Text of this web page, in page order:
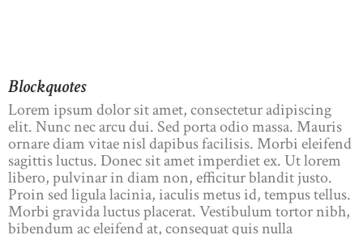
Blockquotes
Lorem ipsum dolor sit amet, consectetur adipiscing
elit. Nunc nec arcu dui. Sed porta odio massa. Mauris
ornare diam vitae nisl dapibus facilisis. Morbi eleifend
sagittis luctus. Donec sit amet imperdiet ex. Ut lorem
libero, pulvinar in diam non, efficitur blandit justo.
Proin sed ligula lacinia, iaculis metus id, tempus tellus.
Morbi gravida luctus placerat. Vestibulum tortor nibh,
bibendum ac eleifend at, consequat quis nulla